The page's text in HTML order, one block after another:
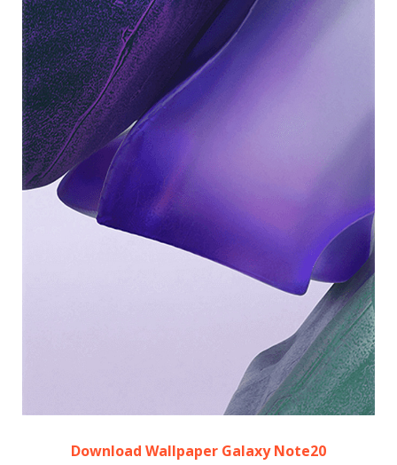
Download Wallpaper Galaxy Note20